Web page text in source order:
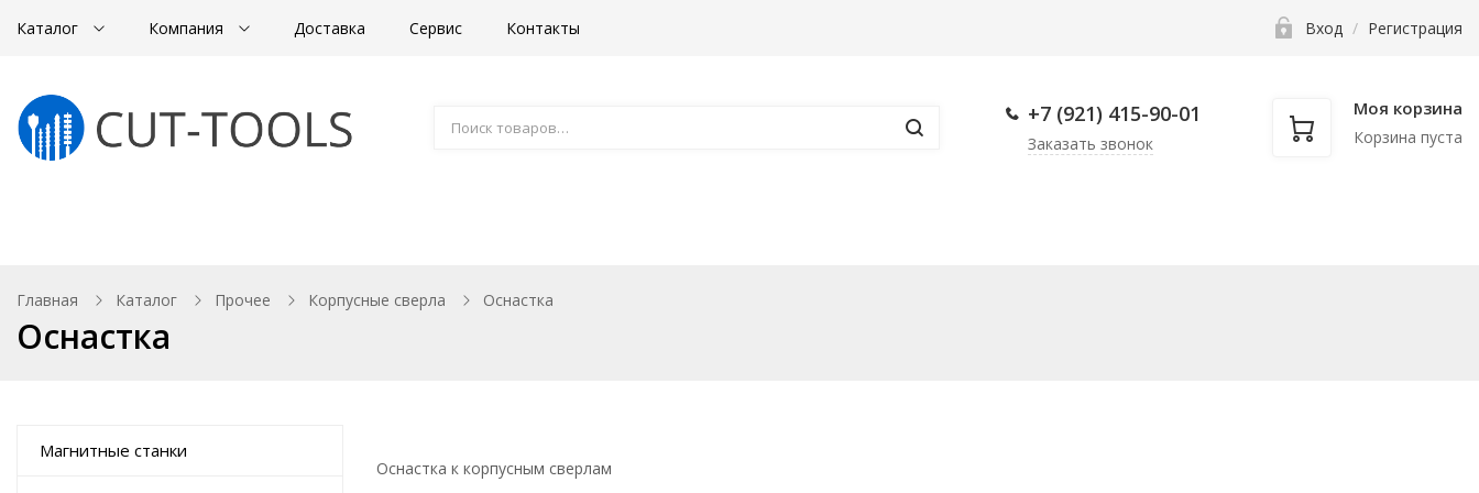
Каталог Компания Доставка Сервис Контакты Вход / Регистрация
+7 (921) 415-90-01
Заказать звонок
Моя корзина
Корзина пуста
Главная Каталог Прочее Корпусные сверла Оснастка
Оснастка
Магнитные станки
Оснастка к корпусным сверлам